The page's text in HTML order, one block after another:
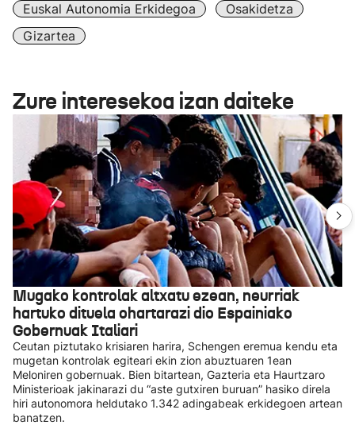
Euskal Autonomia Erkidegoa
Osakidetza
Gizartea
Zure interesekoa izan daiteke
Mugako kontrolak altxatu ezean, neurriak
hartuko dituela ohartarazi dio Espainiako
Gobernuak Italiari
Ceutan piztutako krisiaren harira, Schengen eremua kendu eta
mugetan kontrolak egiteari ekin zion abuztuaren 1ean
Meloniren gobernuak. Bien bitartean, Gazteria eta Haurtzaro
Ministerioak jakinarazi du “aste gutxiren buruan” hasiko direla
hiri autonomora heldutako 1.342 adingabeak erkidegoen artean
banatzen.